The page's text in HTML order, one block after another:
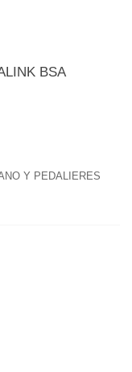
BSA
Y PEDALIERES